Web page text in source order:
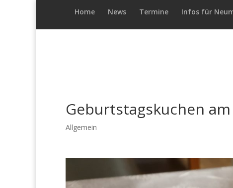
Home News Termine Infos für
Geburtstagskuchen
Allgemein